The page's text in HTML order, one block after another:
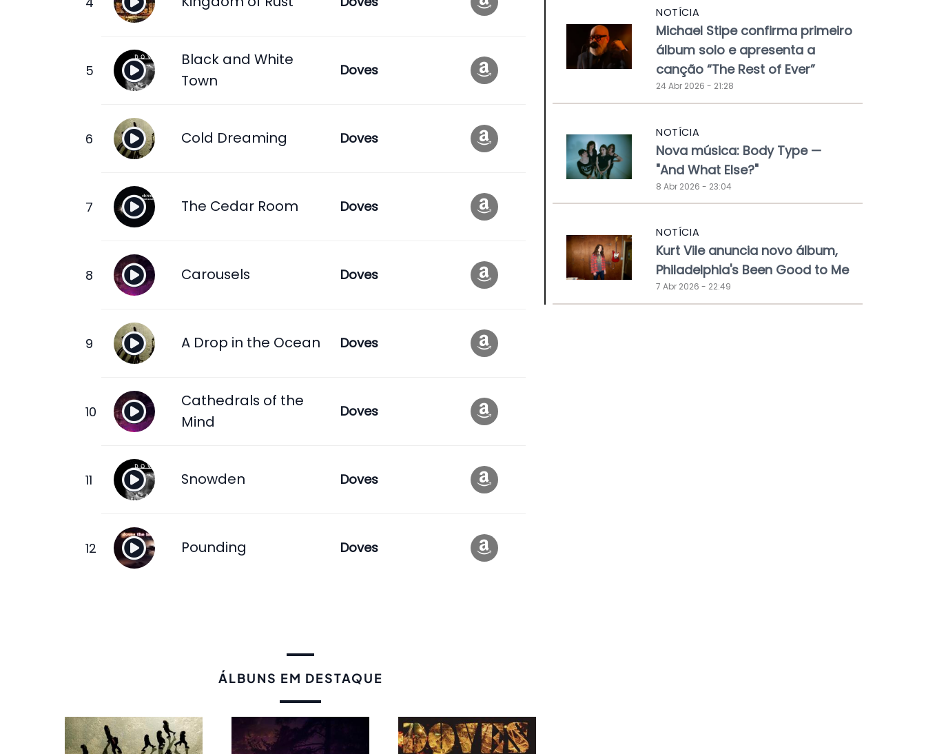
Black and White
Town
Doves
Cold Dreaming Doves
The Cedar Room Doves
Carousels Doves
A Drop in the Ocean Doves
Cathedrals of the
Mind
Doves
Snowden Doves
Pounding Doves
ÁLBUNS EM DESTAQUE
NOTÍCIA
Michael Stipe confirma primeiro
álbum solo e apresenta a
canção “The Rest of Ever”
24 Abr 2026 - 21:28
NOTÍCIA
Nova música: Body Type —
"And What Else?"
8 Abr 2026 - 23:04
NOTÍCIA
Kurt Vile anuncia novo álbum,
Philadelphia's Been Good to Me
7 Abr 2026 - 22:49